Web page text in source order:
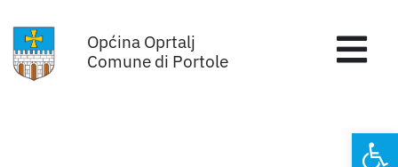
content
Općina Oprtalj
Comune di Portole